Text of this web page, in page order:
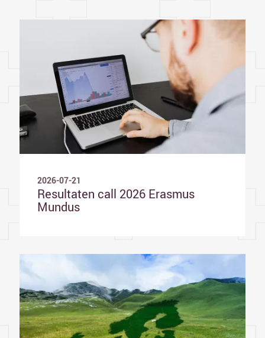
2026-07-21
Resultaten call 2026 Erasmus
Mundus